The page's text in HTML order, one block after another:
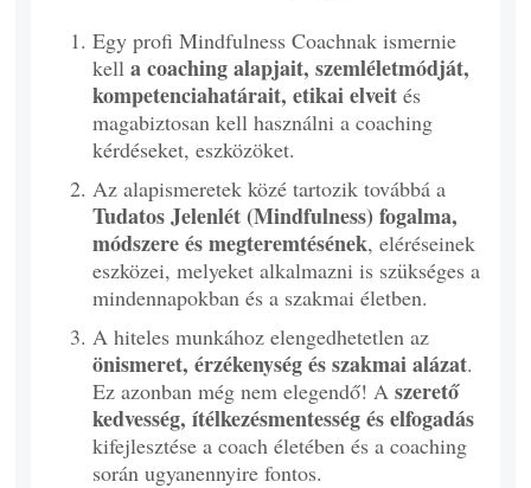
Egy profi Mindfulness Coachnak ismernie
kella coaching alapjait, szemléletmódját,
kompetenciahatárait, etikai elveit és
magabiztosan kell használni a coaching
kérdéseket, eszközöket.
Az alapismeretek közé tartozik továbbá a
Tudatos Jelenlét (Mindfulness) fogalma,
módszere és megteremtésének, eléréseinek
eszközei, melyeket alkalmazni is szükséges a
mindennapokban és a szakmai életben.
A hiteles munkához elengedhetetlen az
önismeret, érzékenység és szakmai alázat.
Ez azonban még nem elegendő! Aszerető
kedvesség, ítélkezésmentesség és elfogadás
kifejlesztése a coach életében és a coaching
során ugyanennyire fontos.